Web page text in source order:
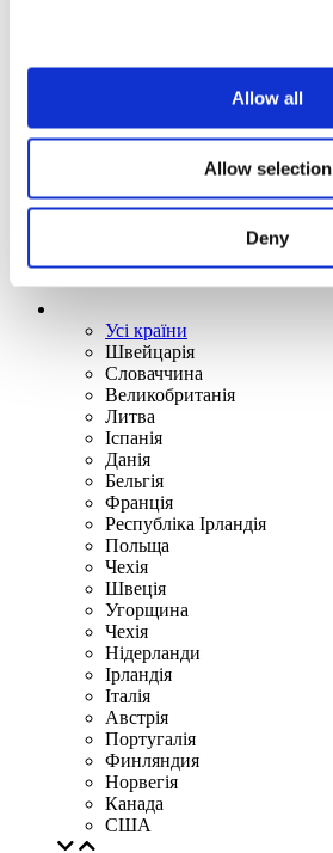
Allow all
Allow selection
Deny
Усі країни
Швейцарія
Словаччина
Великобританія
Литва
Іспанія
Данія
Бельгія
Франція
Республіка Ірландія
Польща
Чехія
Швецiя
Угорщина
Чехія
Нідерланди
Iрландія
Iталiя
Австрія
Португалія
Финляндия
Норвегія
Канада
США